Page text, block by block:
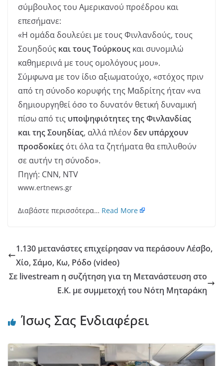
σύμβουλος του Αμερικανού προέδρου και
επεσήμανε:
«Η ομάδα δουλεύει με τους Φινλανδούς, τους
Σουηδούς και τους Τούρκους και συνομιλώ
καθημερινά με τους ομολόγους μου».
Σύμφωνα με τον ίδιο αξιωματούχο, «στόχος πριν
από τη σύνοδο κορυφής της Μαδρίτης ήταν «να
δημιουργηθεί όσο το δυνατόν θετική δυναμική
πίσω από τις υποψηφιότητες της Φινλανδίας
και της Σουηδίας, αλλά πλέον δεν υπάρχουν
προσδοκίες ότι όλα τα ζητήματα θα επιλυθούν
σε αυτήν τη σύνοδο».
Πηγή: CNN, NTV
www.ertnews.gr
Διαβάστε περισσότερα… Read More
1.130 μετανάστες επιχείρησαν να περάσουν Λέσβο,
Χίο, Σάμο, Κω, Ρόδο (video)
Σε livestream η συζήτηση για τη Μετανάστευση στο
Ε.Κ. με συμμετοχή του Νότη Μηταράκη
Ίσως Σας Ενδιαφέρει